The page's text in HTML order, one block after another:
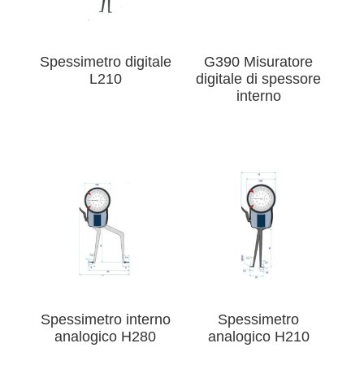
Spessimetro digitale
L210
G390 Misuratore
digitale di spessore
interno
Spessimetro interno
analogico H280
Spessimetro
analogico H210